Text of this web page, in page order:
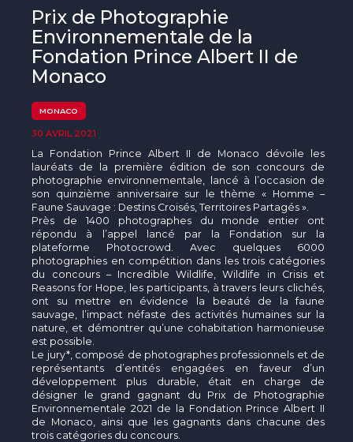
Beyond Plastic Med : BeMed
OACIS
Initiative Homme - Faune sauvage
The Green Shift Initiative
Prix de Photographie
Environnementale de la
Fondation Prince Albert II de
Monaco
MONACO
30 AVRIL 2021
La Fondation Prince Albert II de Monaco dévoile les
lauréats de la première édition de son concours de
photographie environnementale, lancé à l’occasion de
son quinzième anniversaire sur le thème « Homme –
Faune Sauvage : Destins Croisés, Territoires Partagés ».
Près de 1400 photographes du monde entier ont
répondu à l’appel lancé par la Fondation sur la
plateforme Photocrowd. Avec quelques 6000
photographies en compétition dans les trois catégories
du concours – Incredible Wildlife, Wildlife in Crisis et
Reasons for Hope, les participants, à travers leurs clichés,
ont su mettre en évidence la beauté de la faune
sauvage, l’impact néfaste des activités humaines sur la
nature, et démontrer qu’une cohabitation harmonieuse
est possible.
Le jury*, composé de photographes professionnels et de
représentants d’entités engagées en faveur d’un
développement plus durable, était en charge de
désigner le grand gagnant du Prix de Photographie
Environnementale 2021 de la Fondation Prince Albert II
de Monaco, ainsi que les gagnants dans chacune des
trois catégories du concours.